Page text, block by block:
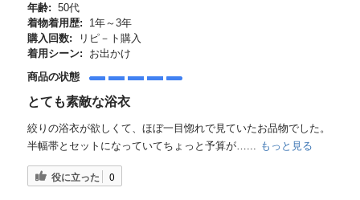
年齢: 50代
着物着用歴:
1年～3年
購入回数:
リピ－ト購入
着用シーン:
お出かけ
商品の状態
とても素敵な浴衣
絞りの浴衣が欲しくて、ほぼ一目惚れで見ていたお品物でした。
半幅帯とセットになっていてちょっと予算が…... もっと見る
役に立った 0